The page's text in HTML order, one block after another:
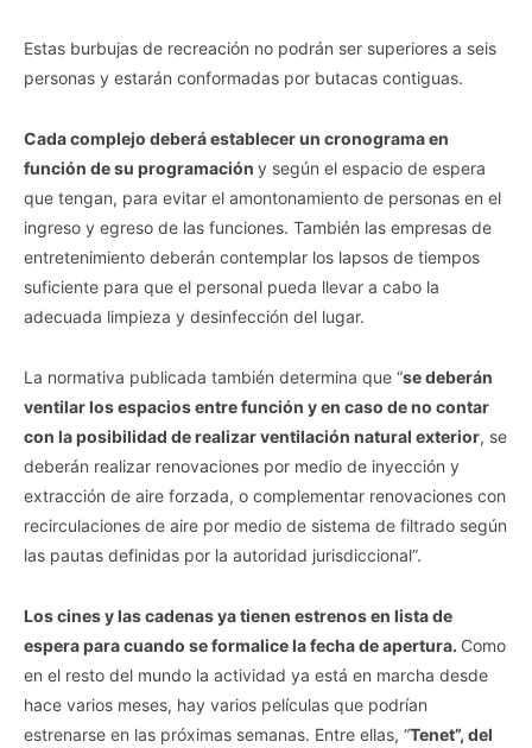
Estas burbujas de recreación no podrán ser superiores a seis
personas y estarán conformadas por butacas contiguas.
Cada complejo deberá establecer un cronograma en
función de su programación y según el espacio de espera
que tengan, para evitar el amontonamiento de personas en el
ingreso y egreso de las funciones. También las empresas de
entretenimiento deberán contemplar los lapsos de tiempos
suficiente para que el personal pueda llevar a cabo la
adecuada limpieza y desinfección del lugar.
La normativa publicada también determina que “se deberán
ventilar los espacios entre función y en caso de no contar
con la posibilidad de realizar ventilación natural exterior, se
deberán realizar renovaciones por medio de inyección y
extracción de aire forzada, o complementar renovaciones con
recirculaciones de aire por medio de sistema de filtrado según
las pautas definidas por la autoridad jurisdiccional”.
Los cines y las cadenas ya tienen estrenos en lista de
espera para cuando se formalice la fecha de apertura. Como
en el resto del mundo la actividad ya está en marcha desde
hace varios meses, hay varios películas que podrían
estrenarse en las próximas semanas. Entre ellas, “Tenet”, del